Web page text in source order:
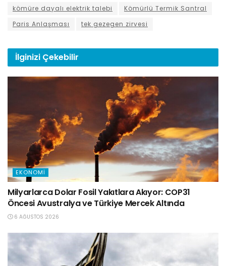
kömüre dayalı elektrik talebi
Kömürlü Termik Santral
Paris Anlaşması
tek gezegen zirvesi
İlginizi Çekebilir
EKONOMI
Milyarlarca Dolar Fosil Yakıtlara Akıyor: COP31
Öncesi Avustralya ve Türkiye Mercek Altında
6 AĞUSTOS 2026